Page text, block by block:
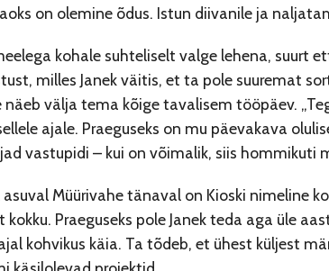
on olemine õdus. Istun diivanile ja
kohale suhteliselt valge lehena, suurt
milles Janek väitis, et ta pole suuremat
näeb välja tema kõige tavalisem tööpäev.
ajale. Praeguseks on mu päevakava
vastupidi – kui on võimalik, siis hommikuti
Müürivahe tänaval on Kioski nimeline
Praeguseks pole Janek teda aga üle
kohvikus käia. Ta tõdeb, et ühest küljest